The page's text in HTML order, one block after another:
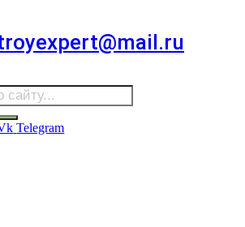
Telegram